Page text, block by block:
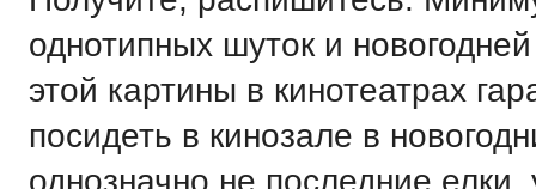
однотипных шуток и
этой картины в кинотеатрах
посидеть в кинозале в
однозначно не последние